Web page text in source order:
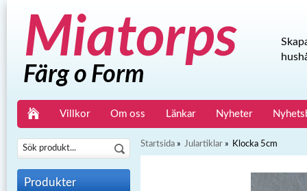
Villkor Om oss Länkar Nyheter
Produkter
Startsida » Julartiklar » Klocka 5cm